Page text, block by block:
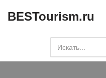
BESTourism.ru